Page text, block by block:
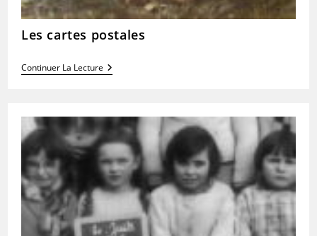
Les cartes postales
Continuer La LectureLes
Cartes